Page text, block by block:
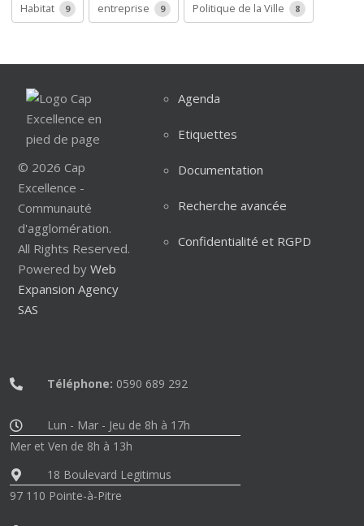
Habitat 9 entreprise 9 Politique de la Ville 8
© 2026 Cap
Excellence -
Communauté
d'agglomération.
All Rights Reserved.
Powered by Web
Expansion Agency
SAS
Agenda
Etiquettes
Documentation
Recherche avancée
Confidentialité et RGPD
Téléphone: 0590 689 292
Lun - Mar - Jeu de 8h à 17h
Mer et Ven de 8h à 13h
18 Boulevard Legitimus
97 110 Pointe-à-Pitre